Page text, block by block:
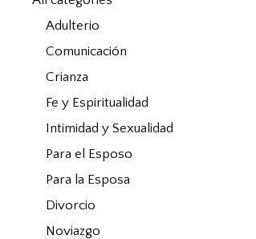
Adulterio
Comunicación
Crianza
Fe y Espiritualidad
Intimidad y Sexualidad
Para el Esposo
Para la Esposa
Divorcio
Noviazgo